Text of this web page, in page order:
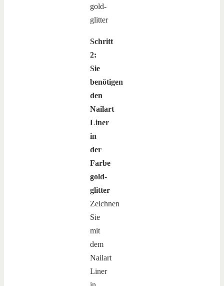
Schritt
2:
Sie
benötigen
den
Nailart
Liner
in
der
Farbe
gold-
glitter
Zeichnen
Sie
mit
dem
Nailart
Liner